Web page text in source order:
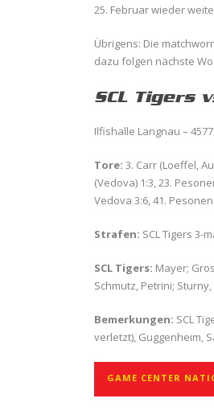
25. Februar wieder
Übrigens: Die
dazu folgen nächste
SCL Tigers
Ilfishalle Langnau –
Tore: 3. Carr (Loeffel,
(Vedova) 1:3, 23.
Vedova 3:6, 41.
Strafen: SCL Tigers 3-
SCL Tigers: Mayer;
Schmutz, Petrini;
Bemerkungen: SCL
verletzt), Guggenheim,
GAME CENTER